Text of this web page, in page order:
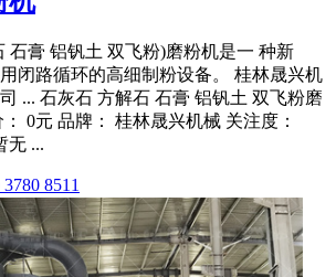
石膏 铝钒土 双飞粉)磨粉机是一 种新
闭路循环的高细制粉设备。 桂林晟兴机
... 石灰石 方解石 石膏 铝钒土 双飞粉磨
0元 品牌： 桂林晟兴机械 关注度：
无 ...
8511